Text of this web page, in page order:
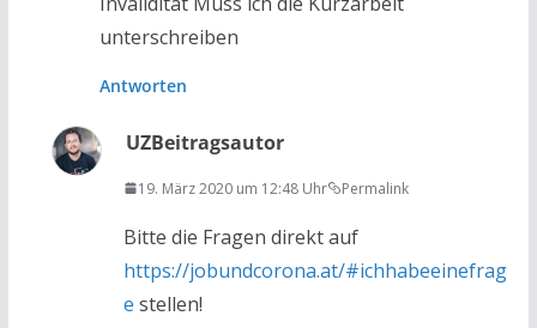
unterschreiben
Antworten
UZBeitragsautor
19. März 2020 um 12:48 Uhr Permalink
Bitte die Fragen direkt auf
https://jobundcorona.at/#ichhabeeinefrag
e stellen!